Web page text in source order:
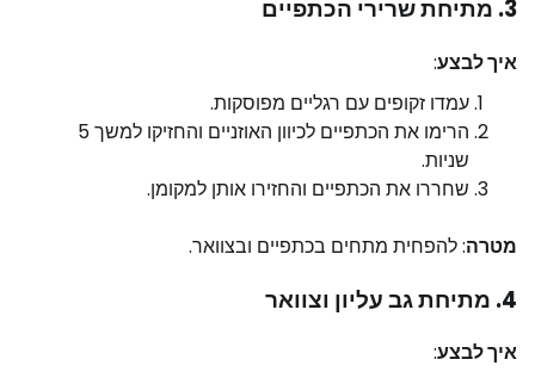
3. מתיחת שרירי הכתפיים
איך לבצע:
עמדו זקופים עם רגליים מפוסקות.
הרימו את הכתפיים לכיוון האוזניים והחזיקו למשך 5
שניות.
שחררו את הכתפיים והחזירו אותן למקומן.
מטרה: להפחית מתחים בכתפיים ובצוואר.
4. מתיחת גב עליון וצוואר
איך לבצע: